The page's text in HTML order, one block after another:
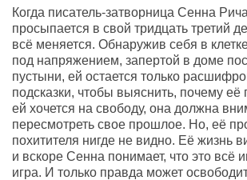
Когда писатель-затворница Сенна
просыпается в свой тридцать третий
всё меняется. Обнаружив себя в
под напряжением, запертой в доме
пустыни, ей остается только
подсказки, чтобы выяснить, почему её
ей хочется на свободу, она должна
пересмотреть свое прошлое. Но, её
похитителя нигде не видно. Её жизнь
и вскоре Сенна понимает, что это всё
игра. И только правда может